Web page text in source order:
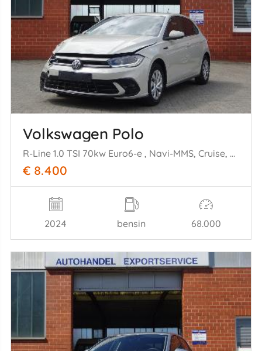
Volkswagen Polo
R-Line 1.0 TSI 70kw Euro6-e , Navi-MMS, Cruise, Airco,
€ 8.400
2024 bensin 68.000